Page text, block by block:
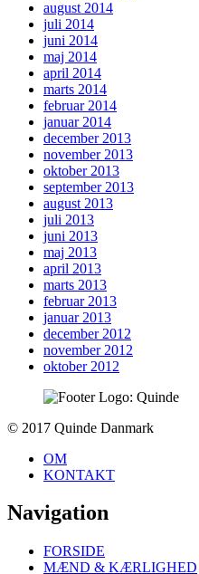
august 2014
juli 2014
juni 2014
maj 2014
april 2014
marts 2014
februar 2014
januar 2014
december 2013
november 2013
oktober 2013
september 2013
august 2013
juli 2013
juni 2013
maj 2013
april 2013
marts 2013
februar 2013
januar 2013
december 2012
november 2012
oktober 2012
To
© 2017 Quinde Danmark
OM
KONTAKT
Navigation
FORSIDE
MÆND & KÆRLIGHED